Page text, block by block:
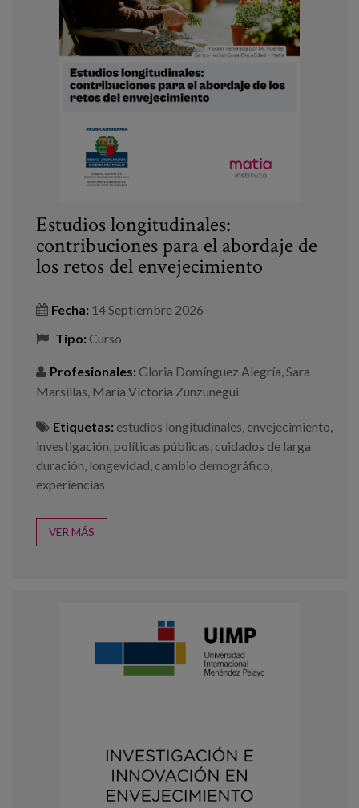
Estudios longitudinales:
contribuciones para el abordaje de
los retos del envejecimiento
Fecha: 14 Septiembre 2026
Tipo: Curso
Profesionales: Gloria Domínguez Alegría,Sara
Marsillas, María Victoria Zunzunegui
Etiquetas: estudios longitudinales, envejecimiento,
investigación,políticas públicas, cuidados de larga
duración, longevidad, cambio demográfico,
experiencias
VER MÁS